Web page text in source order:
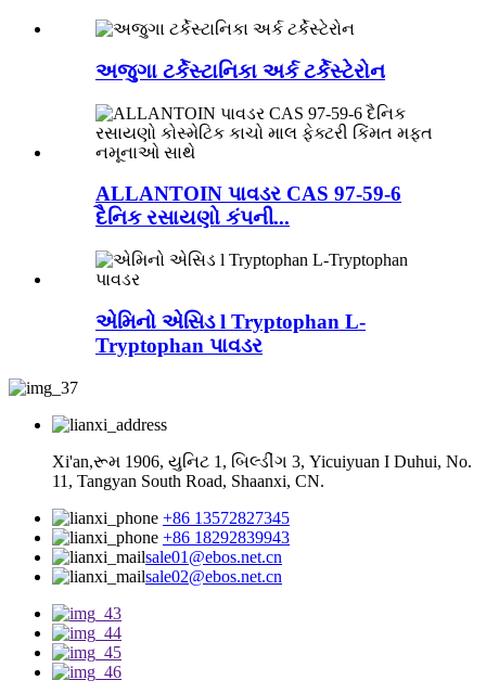
અજુગા ટર્કેસ્ટાનિકા અર્ક ટર્કેસ્ટેરોન
ALLANTOIN પાવડર CAS 97-59-6
દૈનિક રસાયણો કંપની...
એમિનો એસિડ l Tryptophan L-
Tryptophan પાવડર
Xi'an,રૂમ 1906, યુનિટ 1, બિલ્ડીંગ 3, Yicuiyuan I Duhui, No.
11, Tangyan South Road, Shaanxi, CN.
+86 13572827345
+86 18292839943
sale01@ebos.net.cn
sale02@ebos.net.cn